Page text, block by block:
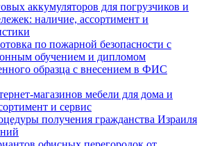
аккумуляторов для погрузчиков и
наличие, ассортимент и
по пожарной безопасности с
обучением и дипломом
образца с внесением в ФИС
магазинов мебели для дома и
и сервис
получения гражданства Израиля